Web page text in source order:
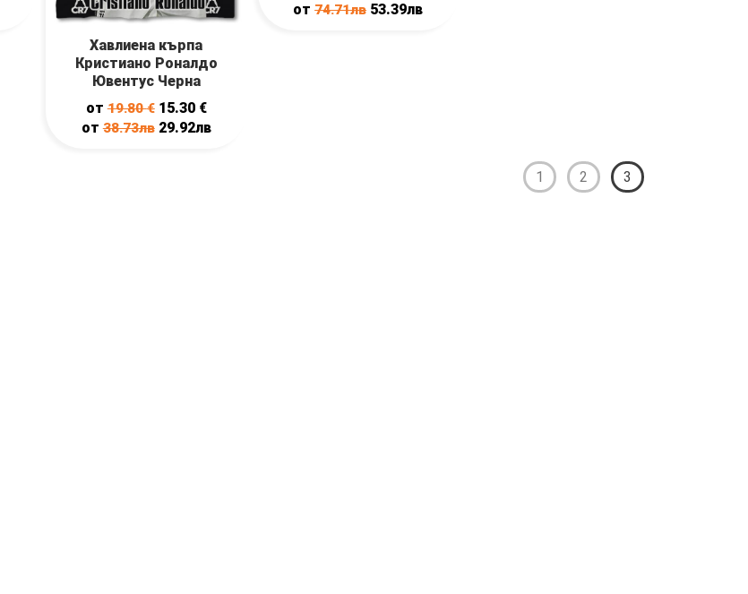
Хавлиена кърпа
Кристиано Роналдо
Ювентус Черна
от19.80€ 15.30 €
от38.73лв 29.92лв
от74.71лв 53.39лв
1 2 3